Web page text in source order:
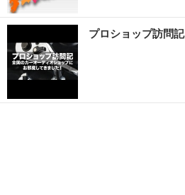
プロショップ訪問記